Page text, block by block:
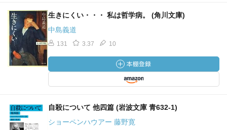
生きにくい・・・ 私は哲学病。 (角川文庫)
中島義道
131 3.37 10
自殺について 他四篇 (岩波文庫 青632-1)
ショーペンハウアー 藤野寛